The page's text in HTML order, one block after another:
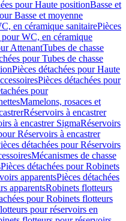
pour Haute positionBasse et
Basse et moyenne
en céramique sanitairePièces
pour WC, en céramique
AttenantTubes de chasse
pour Tubes de chasse
Pièces détachées pour Haute
Pièces détachées pour
pour
Mamelons, rosaces et
Réservoirs à encastrer
à encastrer SigmaRéservoirs
Réservoirs à encastrer
détachées pour Réservoirs
Mécanismes de chasse
Pièces détachées pour Robinets
apparentsPièces détachées
apparentsRobinets flotteurs
pour Robinets flotteurs
pour réservoirs en